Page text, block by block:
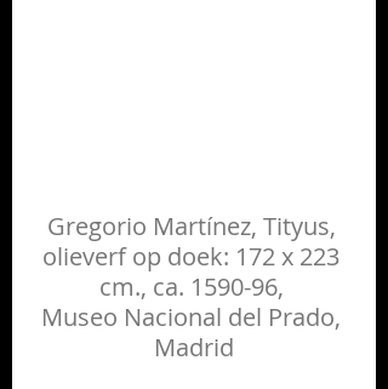
Gregorio Martínez, Tityus,
olieverf op doek: 172 x 223
cm., ca. 1590-96,
Museo Nacional del Prado,
Madrid